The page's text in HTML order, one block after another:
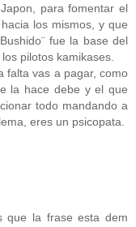
para fomentar el
los mismos, y que
fue la base del
pilotos kamikases.
falta vas a pagar, como
la hace debe y el que
todo mandando a
eres un psicopata.
que la frase esta dem